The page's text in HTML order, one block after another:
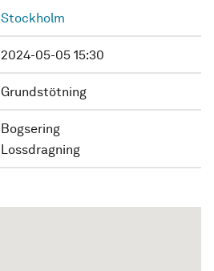
Stockholm
2024-05-05 15:30
Grundstötning
Bogsering
Lossdragning